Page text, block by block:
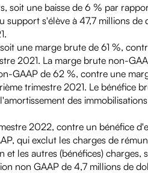
soit une baisse de 6 % par
s'élève à 47,7 millions de
une marge brute de 61 %,
2021. La marge brute non-
GAAP de 62 %, contre une
trimestre 2021. Le bénéfice
des
2022, contre un bénéfice
qui exclut les charges de
les autres (bénéfices) charges,
non GAAP de 4,7 millions de